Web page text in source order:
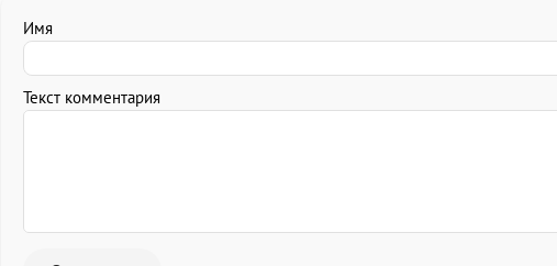
Имя
Текст комментария